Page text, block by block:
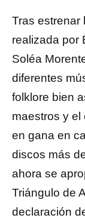
Tras estrenar
realizada por
Soléa
diferentes
folklore bien
maestros y el
en gana en
discos más
ahora se
Triángulo de
declaración